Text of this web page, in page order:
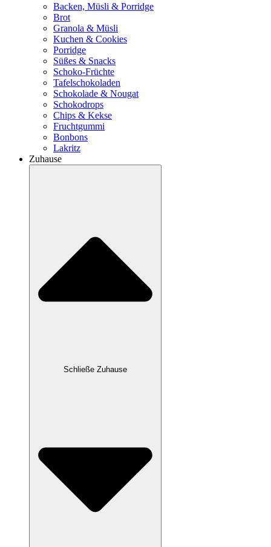
Backen, Müsli & Porridge
Brot
Granola & Müsli
Kuchen & Cookies
Porridge
Süßes & Snacks
Schoko-Früchte
Tafelschokoladen
Schokolade & Nougat
Schokodrops
Chips & Kekse
Fruchtgummi
Bonbons
Lakritz
Zuhause
Schließe Zuhause